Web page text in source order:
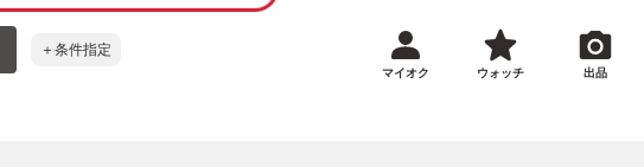
＋条件指定
マイオク ウォッチ 出品